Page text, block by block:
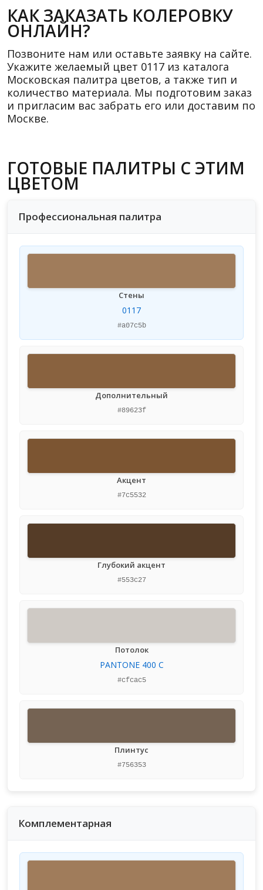
КАК ЗАКАЗАТЬ КОЛЕРОВКУ
ОНЛАЙН?
Позвоните нам или оставьте заявку на сайте.
Укажите желаемый цвет 0117 из каталога
Московская палитра цветов, а также тип и
количество материала. Мы подготовим заказ
и пригласим вас забрать его или доставим по
Москве.
ГОТОВЫЕ ПАЛИТРЫ С ЭТИМ
ЦВЕТОМ
Профессиональная палитра
Стены
0117
#a07c5b
Дополнительный
#89623f
Акцент
#7c5532
Глубокий акцент
#553c27
Потолок
PANTONE 400 C
#cfcac5
Плинтус
#756353
Комплементарная